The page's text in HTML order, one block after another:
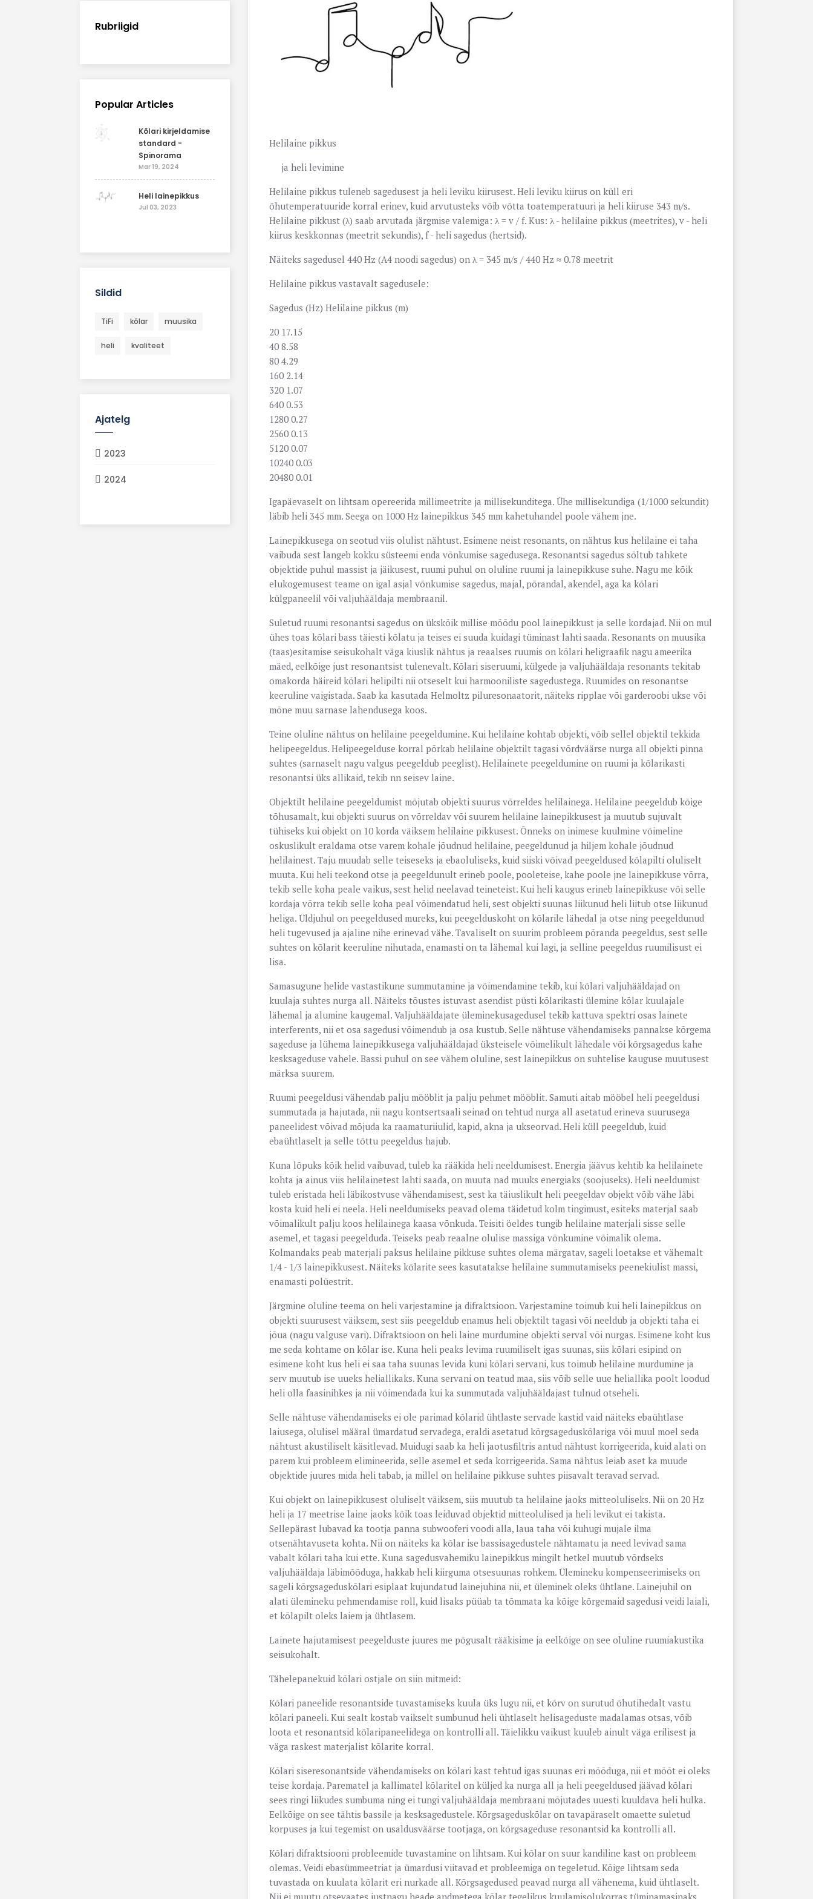
Rubriigid
Popular Articles
Kõlari kirjeldamise
standard -
Spinorama
Mar 19, 2024
Heli lainepikkus
Jul 03, 2023
Sildid
TiFi kõlar muusika
heli kvaliteet
Ajatelg
2023
2024
Helilaine pikkus
ja heli levimine
Helilaine pikkus tuleneb sagedusest ja heli leviku kiirusest. Heli leviku kiirus on küll eri
õhutemperatuuride korral erinev, kuid arvutusteks võib võtta toatemperatuuri ja heli kiiruse 343 m/s.
Helilaine pikkust (λ) saab arvutada järgmise valemiga: λ = v / f. Kus: λ - helilaine pikkus (meetrites), v - heli
kiirus keskkonnas (meetrit sekundis), f - heli sagedus (hertsid).
Näiteks sagedusel 440 Hz (A4 noodi sagedus) on λ = 345 m/s / 440 Hz ≈ 0.78 meetrit
Helilaine pikkus vastavalt sagedusele:
Sagedus (Hz) Helilaine pikkus (m)
20 17.15
40 8.58
80 4.29
160 2.14
320 1.07
640 0.53
1280 0.27
2560 0.13
5120 0.07
10240 0.03
20480 0.01
Igapäevaselt on lihtsam opereerida millimeetrite ja millisekunditega. Ühe millisekundiga (1/1000 sekundit)
läbib heli 345 mm. Seega on 1000 Hz lainepikkus 345 mm kahetuhandel poole vähem jne.
Lainepikkusega on seotud viis olulist nähtust. Esimene neist resonants, on nähtus kus helilaine ei taha
vaibuda sest langeb kokku süsteemi enda võnkumise sagedusega. Resonantsi sagedus sõltub tahkete
objektide puhul massist ja jäikusest, ruumi puhul on oluline ruumi ja lainepikkuse suhe. Nagu me kõik
elukogemusest teame on igal asjal võnkumise sagedus, majal, põrandal, akendel, aga ka kõlari
külgpaneelil või valjuhääldaja membraanil.
Suletud ruumi resonantsi sagedus on ükskõik millise mõõdu pool lainepikkust ja selle kordajad. Nii on mul
ühes toas kõlari bass täiesti kõlatu ja teises ei suuda kuidagi tüminast lahti saada. Resonants on muusika
(taas)esitamise seisukohalt väga kiuslik nähtus ja reaalses ruumis on kõlari heligraafik nagu ameerika
mäed, eelkõige just resonantsist tulenevalt. Kõlari siseruumi, külgede ja valjuhääldaja resonants tekitab
omakorda häireid kõlari helipilti nii otseselt kui harmooniliste sagedustega. Ruumides on resonantse
keeruline vaigistada. Saab ka kasutada Helmoltz piluresonaatorit, näiteks ripplae või garderoobi ukse või
mõne muu sarnase lahendusega koos.
Teine oluline nähtus on helilaine peegeldumine. Kui helilaine kohtab objekti, võib sellel objektil tekkida
helipeegeldus. Helipeegelduse korral põrkab helilaine objektilt tagasi võrdväärse nurga all objekti pinna
suhtes (sarnaselt nagu valgus peegeldub peeglist). Helilainete peegeldumine on ruumi ja kõlarikasti
resonantsi üks allikaid, tekib nn seisev laine.
Objektilt helilaine peegeldumist mõjutab objekti suurus võrreldes helilainega. Helilaine peegeldub kõige
tõhusamalt, kui objekti suurus on võrreldav või suurem helilaine lainepikkusest ja muutub sujuvalt
tühiseks kui objekt on 10 korda väiksem helilaine pikkusest. Õnneks on inimese kuulmine võimeline
oskuslikult eraldama otse varem kohale jõudnud helilaine, peegeldunud ja hiljem kohale jõudnud
helilainest. Taju muudab selle teiseseks ja ebaoluliseks, kuid siiski võivad peegeldused kõlapilti oluliselt
muuta. Kui heli teekond otse ja peegeldunult erineb poole, pooleteise, kahe poole jne lainepikkuse võrra,
tekib selle koha peale vaikus, sest helid neelavad teineteist. Kui heli kaugus erineb lainepikkuse või selle
kordaja võrra tekib selle koha peal võimendatud heli, sest objekti suunas liikunud heli liitub otse liikunud
heliga. Üldjuhul on peegeldused mureks, kui peegelduskoht on kõlarile lähedal ja otse ning peegeldunud
heli tugevused ja ajaline nihe erinevad vähe. Tavaliselt on suurim probleem põranda peegeldus, sest selle
suhtes on kõlarit keeruline nihutada, enamasti on ta lähemal kui lagi, ja selline peegeldus ruumilisust ei
lisa.
Samasugune helide vastastikune summutamine ja võimendamine tekib, kui kõlari valjuhääldajad on
kuulaja suhtes nurga all. Näiteks tõustes istuvast asendist püsti kõlarikasti ülemine kõlar kuulajale
lähemal ja alumine kaugemal. Valjuhääldajate üleminekusagedusel tekib kattuva spektri osas lainete
interferents, nii et osa sagedusi võimendub ja osa kustub. Selle nähtuse vähendamiseks pannakse kõrgema
sageduse ja lühema lainepikkusega valjuhääldajad üksteisele võimelikult lähedale või kõrgsagedus kahe
kesksageduse vahele. Bassi puhul on see vähem oluline, sest lainepikkus on suhtelise kauguse muutusest
märksa suurem.
Ruumi peegeldusi vähendab palju mööblit ja palju pehmet mööblit. Samuti aitab mööbel heli peegeldusi
summutada ja hajutada, nii nagu kontsertsaali seinad on tehtud nurga all asetatud erineva suurusega
paneelidest võivad mõjuda ka raamaturiiulid, kapid, akna ja ukseorvad. Heli küll peegeldub, kuid
ebaühtlaselt ja selle tõttu peegeldus hajub.
Kuna lõpuks kõik helid vaibuvad, tuleb ka rääkida heli neeldumisest. Energia jäävus kehtib ka helilainete
kohta ja ainus viis helilainetest lahti saada, on muuta nad muuks energiaks (soojuseks). Heli neeldumist
tuleb eristada heli läbikostvuse vähendamisest, sest ka täiuslikult heli peegeldav objekt võib vähe läbi
kosta kuid heli ei neela. Heli neeldumiseks peavad olema täidetud kolm tingimust, esiteks materjal saab
võimalikult palju koos helilainega kaasa võnkuda. Teisiti öeldes tungib helilaine materjali sisse selle
asemel, et tagasi peegelduda. Teiseks peab reaalne olulise massiga võnkumine võimalik olema.
Kolmandaks peab materjali paksus helilaine pikkuse suhtes olema märgatav, sageli loetakse et vähemalt
1/4 - 1/3 lainepikkusest. Näiteks kõlarite sees kasutatakse helilaine summutamiseks peenekiulist massi,
enamasti polüestrit.
Järgmine oluline teema on heli varjestamine ja difraktsioon. Varjestamine toimub kui heli lainepikkus on
objekti suurusest väiksem, sest siis peegeldub enamus heli objektilt tagasi või neeldub ja objekti taha ei
jõua (nagu valguse vari). Difraktsioon on heli laine murdumine objekti serval või nurgas. Esimene koht kus
me seda kohtame on kõlar ise. Kuna heli peaks levima ruumiliselt igas suunas, siis kõlari esipind on
esimene koht kus heli ei saa taha suunas levida kuni kõlari servani, kus toimub helilaine murdumine ja
serv muutub ise uueks heliallikaks. Kuna servani on teatud maa, siis võib selle uue heliallika poolt loodud
heli olla faasinihkes ja nii võimendada kui ka summutada valjuhääldajast tulnud otseheli.
Selle nähtuse vähendamiseks ei ole parimad kõlarid ühtlaste servade kastid vaid näiteks ebaühtlase
laiusega, olulisel määral ümardatud servadega, eraldi asetatud kõrgsageduskõlariga või muul moel seda
nähtust akustiliselt käsitlevad. Muidugi saab ka heli jaotusfiltris antud nähtust korrigeerida, kuid alati on
parem kui probleem elimineerida, selle asemel et seda korrigeerida. Sama nähtus leiab aset ka muude
objektide juures mida heli tabab, ja millel on helilaine pikkuse suhtes piisavalt teravad servad.
Kui objekt on lainepikkusest oluliselt väiksem, siis muutub ta helilaine jaoks mitteoluliseks. Nii on 20 Hz
heli ja 17 meetrise laine jaoks kõik toas leiduvad objektid mitteolulised ja heli levikut ei takista.
Sellepärast lubavad ka tootja panna subwooferi voodi alla, laua taha või kuhugi mujale ilma
otsenähtavuseta kohta. Nii on näiteks ka kõlar ise bassisagedustele nähtamatu ja need levivad sama
vabalt kõlari taha kui ette. Kuna sagedusvahemiku lainepikkus mingilt hetkel muutub võrdseks
valjuhääldaja läbimõõduga, hakkab heli kiirguma otsesuunas rohkem. Ülemineku kompenseerimiseks on
sageli kõrgsageduskõlari esiplaat kujundatud lainejuhina nii, et üleminek oleks ühtlane. Lainejuhil on
alati ülemineku pehmendamise roll, kuid lisaks püüab ta tõmmata ka kõige kõrgemaid sagedusi veidi laiali,
et kõlapilt oleks laiem ja ühtlasem.
Lainete hajutamisest peegelduste juures me põgusalt rääkisime ja eelkõige on see oluline ruumiakustika
seisukohalt.
Tähelepanekuid kõlari ostjale on siin mitmeid:
Kõlari paneelide resonantside tuvastamiseks kuula üks lugu nii, et kõrv on surutud õhutihedalt vastu
kõlari paneeli. Kui sealt kostab vaikselt sumbunud heli ühtlaselt helisageduste madalamas otsas, võib
loota et resonantsid kõlaripaneelidega on kontrolli all. Täielikku vaikust kuuleb ainult väga erilisest ja
väga raskest materjalist kõlarite korral.
Kõlari siseresonantside vähendamiseks on kõlari kast tehtud igas suunas eri mõõduga, nii et mõõt ei oleks
teise kordaja. Parematel ja kallimatel kõlaritel on küljed ka nurga all ja heli peegeldused jäävad kõlari
sees ringi liikudes sumbuma ning ei tungi valjuhääldaja membraani mõjutades uuesti kuuldava heli hulka.
Eelkõige on see tähtis bassile ja kesksagedustele. Kõrgsageduskõlar on tavapäraselt omaette suletud
korpuses ja kui tegemist on usaldusväärse tootjaga, on kõrgsageduse resonantsid ka kontrolli all.
Kõlari difraktsiooni probleemide tuvastamine on lihtsam. Kui kõlar on suur kandiline kast on probleem
olemas. Veidi ebasümmeetriat ja ümardusi viitavad et probleemiga on tegeletud. Kõige lihtsam seda
tuvastada on kuulata kõlarit eri nurkade all. Kõrgsagedused peavad nurga all vähenema, kuid ühtlaselt.